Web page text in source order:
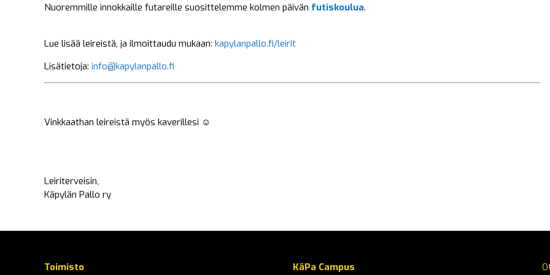
Nuoremmille innokkaille futareille suosittelemme kolmen päivän futiskoulua.
Lue lisää leireistä, ja ilmoittaudu mukaan: kapylanpallo.fi/leirit
Lisätietoja: info@kapylanpallo.fi
Vinkkaathan leireistä myös kaverillesi ☺️
Leiriterveisin,
Käpylän Pallo ry
Toimisto
KäPa Campus